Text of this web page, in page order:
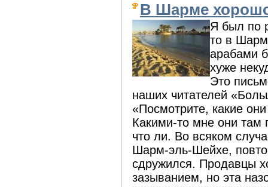
В Шарме
Я был по
то в
арабами
хуже
Это
наших читателей
«Посмотрите, какие
Какими-то мне они там
что ли. Во всяком
Шарм-эль-Шейхе,
сдружился. Продавцы
зазыванием, но эта